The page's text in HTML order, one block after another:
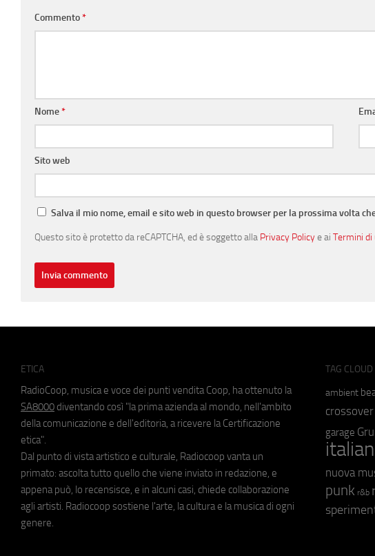
Commento*
Nome*
Sito web
Salva il mio nome, email e sito web in questo browser per la prossima volta
Questo sito è protetto da reCAPTCHA, ed è soggetto alla Privacy Policye ai Termini di
ETICA
RadioCoop, musica e voce dei punti vendita Coop, ha ottenuto la
SA8000 diventando così "la prima azienda al mondo, nell'ambito
della comunicazione e dell'editoria, a ricevere la Certificazione
etica".
Dal punto di vista artistico e culturale, Radiocoop vanta un
primato: ascolta tutto quello che viene inviato in redazione, e
appena può, lo recensisce, e in alcuni casi, chiede collaborazione
agli artisti. Radiocoop sostiene l'arte, la cultura e la musica di ogni
genere.
TAG CLOUD
ambient
crossover
garage
nuova
punk r&b